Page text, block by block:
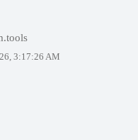
3:17:26 AM